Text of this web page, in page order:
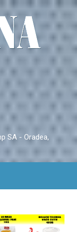
SA - Oradea,